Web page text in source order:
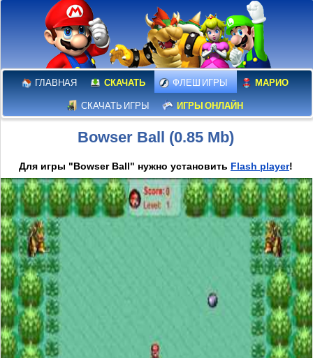
ГЛАВНАЯ СКАЧАТЬ ФЛЕШ ИГРЫ МАРИО
СКАЧАТЬ ИГРЫ ИГРЫ ОНЛАЙН
Bowser Ball (0.85 Mb)
Для игры "Bowser Ball" нужно установить Flash player!